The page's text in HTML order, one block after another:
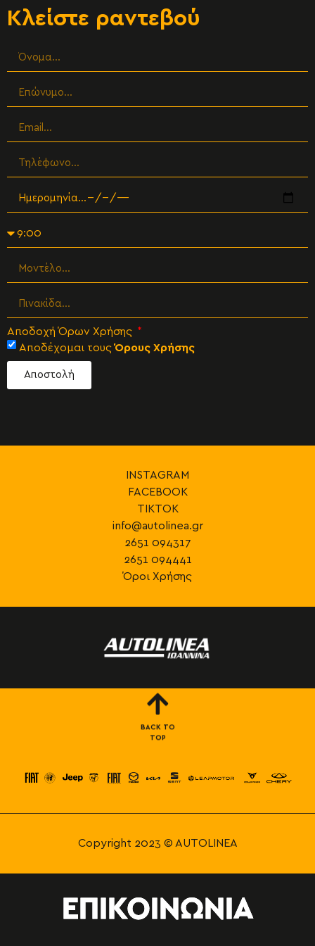
Κλείστε ραντεβού
Αποδοχή Όρων Χρήσης
Αποδέχομαι τουςΌρους Χρήσης
Αποστολή
INSTAGRAM
FACEBOOK
TIKTOK
info@autolinea.gr
2651 094317
2651 094441
Όροι Χρήσης
BACK TO
Copyright 2023 © AUTOLINEA
ΕΠΙΚΟΙΝΩΝΙΑ